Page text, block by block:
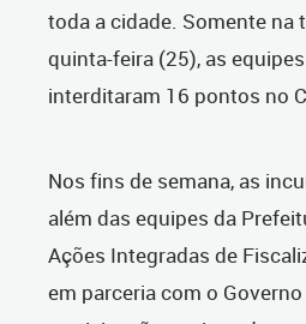
toda a cidade. Somente na
quinta-feira (25), as
interditaram 16 pontos no
Nos fins de semana, as
além das equipes da
Ações Integradas de
em parceria com o